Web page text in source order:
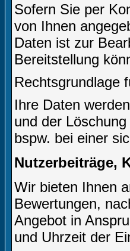
Sofern Sie per
von Ihnen
Daten ist zur
Bereitstellung
Rechtsgrundlage
Ihre Daten
und der
bspw. bei einer
Nutzerbeiträge,
Wir bieten Ihnen
Bewertungen,
Angebot in
und Uhrzeit der